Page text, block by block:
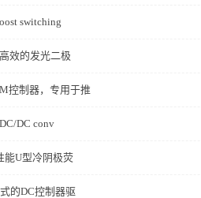
switching
效的发光二极
控制器，专用于推
DC conv
能U型冷阴极荧
的DC控制器驱